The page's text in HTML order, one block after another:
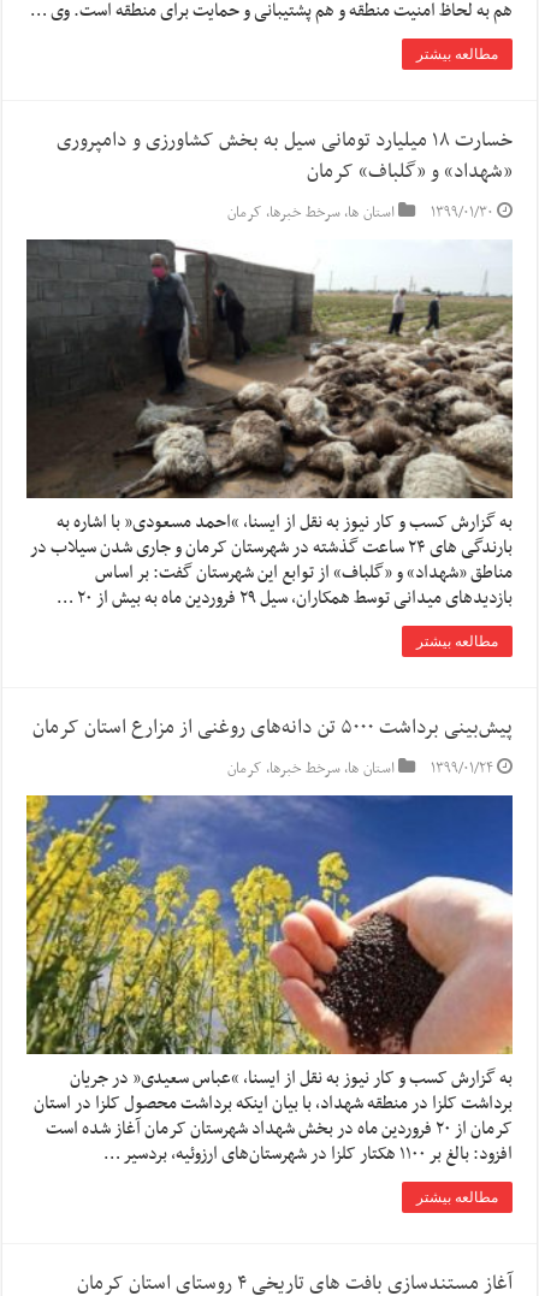
هم به لحاظ امنیت منطقه و هم پشتیبانی و حمایت برای منطقه است. وی …
مطالعه بیشتر
خسارت ۱۸ میلیارد تومانی سیل به بخش کشاورزی و دامپروری
«شهداد» و «گلباف» کرمان
۱۳۹۹/۰۱/۳۰ استان ها,سرخط خبرها, کرمان
به گزارش کسب و کار نیوز به نقل از ایسنا, “احمد مسعودی” با اشاره به
بارندگی های ۲۴ ساعت گذشته در شهرستان کرمان و جاری شدن سیلاب در
مناطق «شهداد» و «گلباف» از توابع این شهرستان گفت: بر اساس
بازدیدهای میدانی توسط همکاران، سیل ۲۹ فروردین ماه به بیش از ۲۰ …
مطالعه بیشتر
پیش‌بینی برداشت ۵۰۰۰ تن دانه‌های روغنی از مزارع استان کرمان
۱۳۹۹/۰۱/۲۴ استان ها,سرخط خبرها, کرمان
به گزارش کسب و کار نیوز به نقل از ایسنا, “عباس سعیدی” در جریان
برداشت کلزا در منطقه شهداد، با بیان اینکه برداشت محصول کلزا در استان
کرمان از ۲۰ فروردین ماه در بخش شهداد شهرستان کرمان آغاز شده است
افزود: بالغ بر ۱۱۰۰ هکتار کلزا در شهرستان‌های ارزوئیه، بردسیر …
مطالعه بیشتر
آغاز مستندسازی بافت های تاریخی ۴ روستای استان کرمان